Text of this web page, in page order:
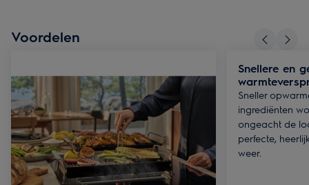
Voordelen
Snellere en
Sneller
ingrediënten
ongeacht de
perfecte,
weer.